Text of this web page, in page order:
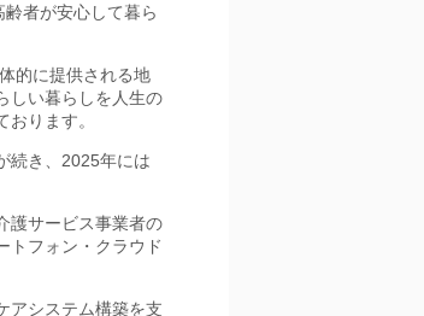
者が安心して暮ら
的に提供される地
しい暮らしを人生の
ります。
続き、2025年には
護サービス事業者の
トフォン・クラウド
アシステム構築を支